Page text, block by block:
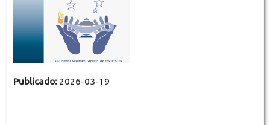
Publicado: 2026-03-19